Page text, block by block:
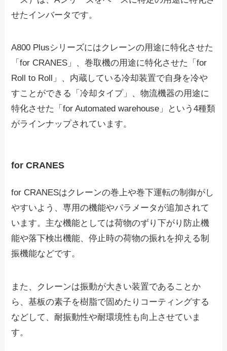
せたインバータです。
A800 Plusシリーズにはクレーンの用途に特化させた
「for CRANES」、巻取機の用途に特化させた「for
Roll to Roll」、内蔵している冷却装置で自身を冷や
すことができる「冷却タイプ」、物流機器の用途に
特化させた「for Automated warehouse」という4種類
がラインナップされています。
for CRANES
for CRANESはクレーンの巻上や巻下運転の制御がし
やすいよう、専用の機能やパラメータが追加されて
います。主な機能としては荷物のずり下がり防止機
能や落下検出機能、停止時の荷物の振れを抑える制
振機能などです。
また、クレーンは振動が大きい装置であることか
ら、基板の素子を樹脂で固めたりコーティングする
などして、耐振動性や耐環境性も向上させていま
す。